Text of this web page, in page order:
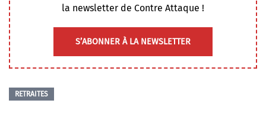
la newsletter de Contre Attaque !
S’ABONNER À LA NEWSLETTER
RETRAITES